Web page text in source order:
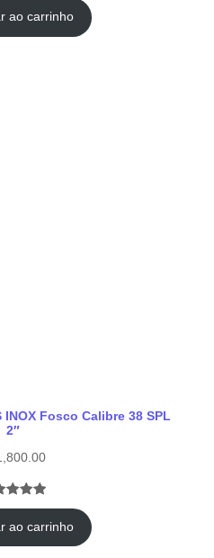
ao carrinho
Fosco Calibre 38 SPL
2″
5.00
com
ao carrinho